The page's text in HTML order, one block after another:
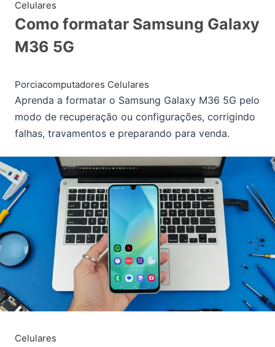
Celulares
Como formatar Samsung Galaxy
M36 5G
Porciacomputadores Celulares
Aprenda a formatar o Samsung Galaxy M36 5G pelo
modo de recuperação ou configurações, corrigindo
falhas, travamentos e preparando para venda.
Celulares